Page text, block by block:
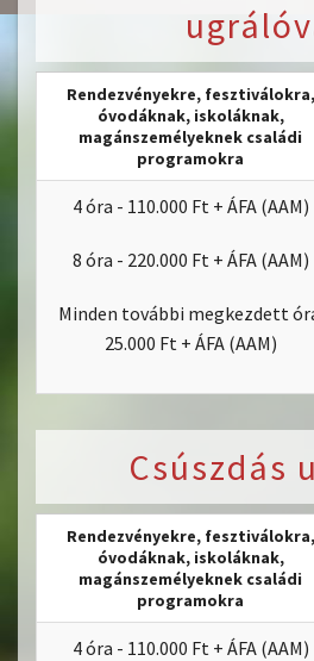
Rendezvényekre, fesztiválokra,
óvodáknak, iskoláknak,
magánszemélyeknek családi
programokra
4 óra - 110.000 Ft + ÁFA (AAM)
8 óra - 220.000 Ft + ÁFA (AAM)
Minden további megkezdett
25.000 Ft + ÁFA (AAM)
Csúszdás
Rendezvényekre, fesztiválokra,
óvodáknak, iskoláknak,
magánszemélyeknek családi
programokra
4 óra - 110.000 Ft + ÁFA (AAM)